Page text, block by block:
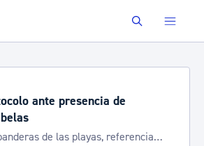
Buscar
ante presencia de
de las playas, referencia